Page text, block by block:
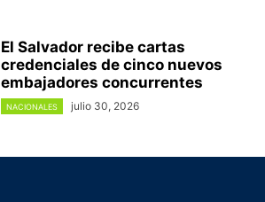
El Salvador recibe cartas
credenciales de cinco nuevos
embajadores concurrentes
NACIONALES julio 30, 2026